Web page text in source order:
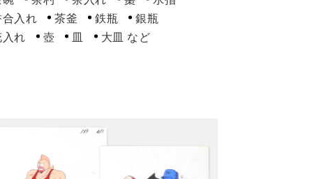
入れ
茶釜 鉄瓶
銀瓶
れ
壺 皿 大皿